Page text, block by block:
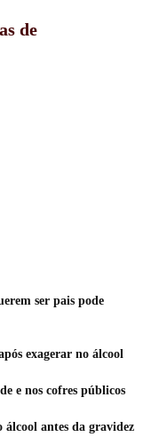
de
ser pais pode
exagerar no álcool
e nos cofres públicos
antes da gravidez